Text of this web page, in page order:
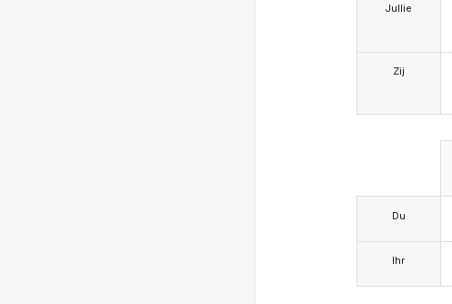
Jullie
Zij
Du
Ihr